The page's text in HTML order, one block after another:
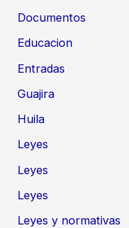
Documentos
Educacion
Entradas
Guajira
Huila
Leyes
Leyes
Leyes
Leyes y normativas